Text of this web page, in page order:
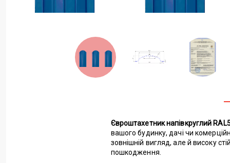
Євроштахетник напівкруглий
вашого будинку, дачі чи
зовнішній вигляд, але й високу
пошкодження.